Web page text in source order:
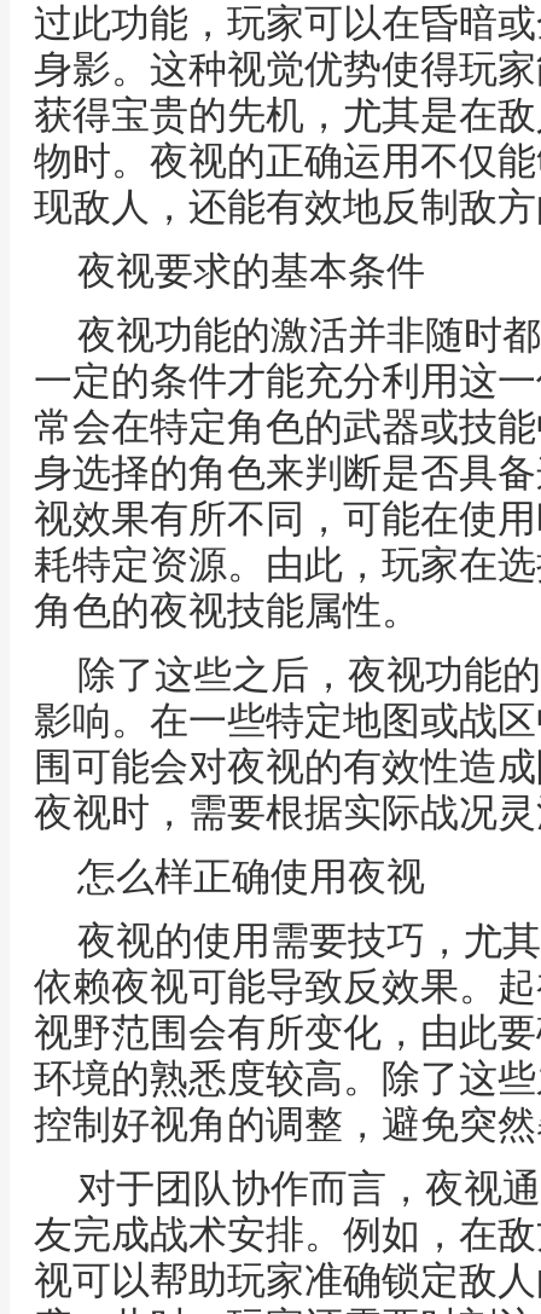
过此功能，玩家可以在昏暗
身影。这种视觉优势使得玩
获得宝贵的先机，尤其是在
物时。夜视的正确运用不仅
现敌人，还能有效地反制敌
夜视要求的基本条件
夜视功能的激活并非随时
一定的条件才能充分利用这
常会在特定角色的武器或技
身选择的角色来判断是否具
视效果有所不同，可能在使
耗特定资源。由此，玩家在
角色的夜视技能属性。
除了这些之后，夜视功能
影响。在一些特定地图或战
围可能会对夜视的有效性造
夜视时，需要根据实际战况
怎么样正确使用夜视
夜视的使用需要技巧，尤
依赖夜视可能导致反效果。
视野范围会有所变化，由此
环境的熟悉度较高。除了这
控制好视角的调整，避免突
对于团队协作而言，夜视
友完成战术安排。例如，在
视可以帮助玩家准确锁定敌